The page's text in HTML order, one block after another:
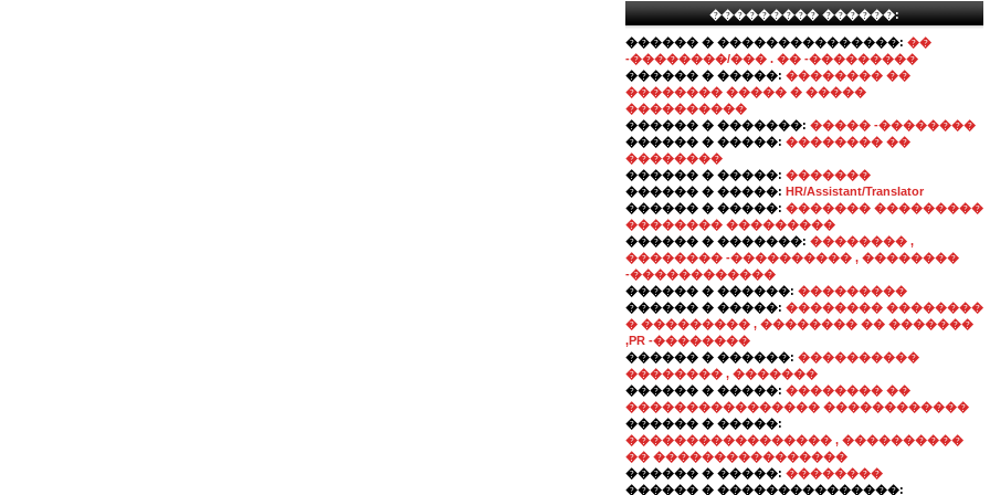
��������� ������:
������ � ���������������: ��
-��������/��� . �� -���������
������ � �����: �������� ��
�������� ����� � �����
����������
������ � �������: ����� -��������
������ � �����: �������� ��
��������
������ � �����: �������
������ � �����: HR/Assistant/Translator
������ � �����: ������� ���������
�������� ���������
������ � �������: �������� ,
�������� -���������� , ��������
-������������
������ � ������: ���������
������ � �����: �������� ��������
� ��������� , �������� �� �������
,PR -��������
������ � ������: ����������
�������� , �������
������ � �����: �������� ��
���������������� ������������
������ � �����:
����������������� , ����������
�� ����������������
������ � �����: ��������
������ � ���������������: